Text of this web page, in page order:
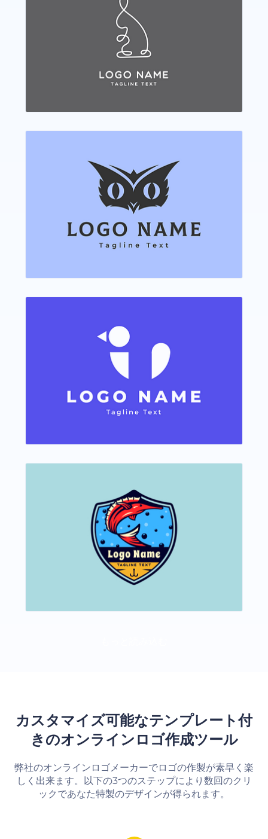
カスタマイズ可能なテンプレート付
きのオンラインロゴ作成ツール
弊社のオンラインロゴメーカーでロゴの作製が素早く楽
しく出来ます。以下の3つのステップにより数回のクリ
ックであなた特製のデザインが得られます。